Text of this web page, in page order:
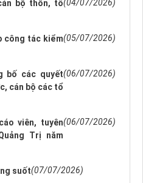
bộ thôn, tổ(04/07/2026)
công tác kiểm(05/07/2026)
bố các quyết
cán bộ các tổ
(06/07/2026)
viên, tuyên
Trị năm
(06/07/2026)
suốt(07/07/2026)